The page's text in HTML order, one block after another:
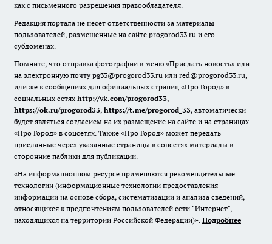
как с письменного разрешения правообладателя.
Редакция портала не несет ответственности за материалы
пользователей, размещенные на сайте progorod33.ru и его
субдоменах.
Помните, что отправка фотографии в меню «Прислать новость» или
на электронную почту pg33@progorod33.ru или red@progorod33.ru,
или же в сообщениях для официальных страниц «Про Город» в
социальных сетях http://vk.com/progorod33,
https://ok.ru/progorod33, https://t.me/progorod_33, автоматически
будет являться согласием на их размещение на сайте и на страницах
«Про Город» в соцсетях. Также «Про Город» может передать
присланные через указанные страницы в соцсетях материалы в
сторонние паблики для публикации.
«На информационном ресурсе применяются рекомендательные
технологии (информационные технологии предоставления
информации на основе сбора, систематизации и анализа сведений,
относящихся к предпочтениям пользователей сети "Интернет",
находящихся на территории Российской Федерации)». Подробнее